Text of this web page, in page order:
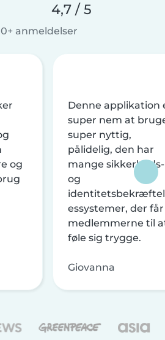
4,7 / 5
anmeldelser
og
Denne applikation
super nem at
super nyttig,
pålidelig, den har
mange sikkerheds-
og
essystemer, der får
medlemmerne til
føle sig trygge.
Giovanna